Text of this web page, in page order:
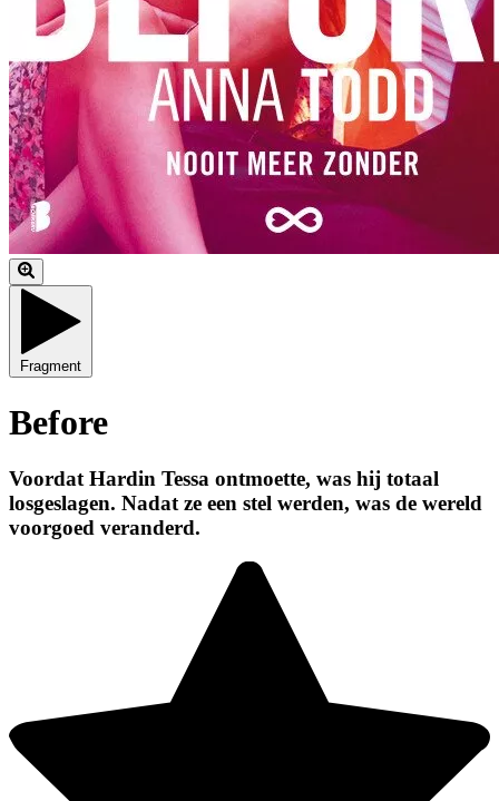
Fragment
Before
Voordat Hardin Tessa ontmoette, was hij totaal
losgeslagen. Nadat ze een stel werden, was de wereld
voorgoed veranderd.